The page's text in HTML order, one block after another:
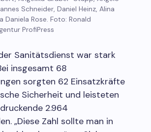
Schneider, Daniel Heinz, Alina
Daniela Rose. Foto: Ronald
ProfiPress
Sanitätsdienst war stark
insgesamt 68
sorgten 62 Einsatzkräfte
Sicherheit und leisteten
2.964
„Diese Zahl sollte man in